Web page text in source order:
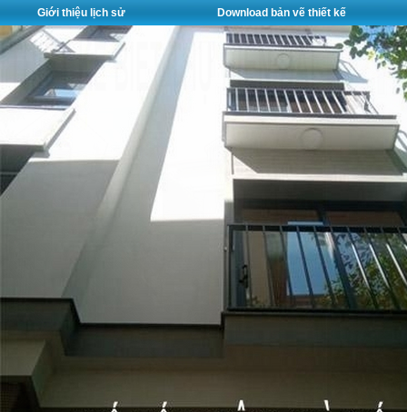
Giới thiệu lịch sử Download bản vẽ thiết kế